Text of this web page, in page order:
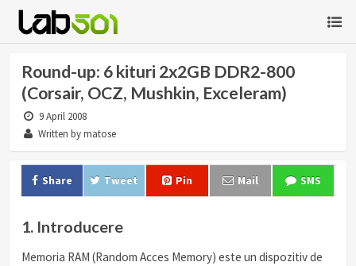
Round-up: 6 kituri 2x2GB DDR2-800
(Corsair, OCZ, Mushkin, Exceleram)
9 April 2008
Written by matose
Share Tweet Pin Mail SMS
1. Introducere
Memoria RAM (Random Acces Memory) este un dispozitiv de